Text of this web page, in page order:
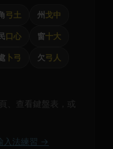
弓土 州 戈中
民口心 窗十大
卜弓 欠弓人
、查看鍵盤表，或
入法練習 →